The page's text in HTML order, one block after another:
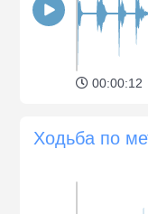
00:00:12
Ходьба по